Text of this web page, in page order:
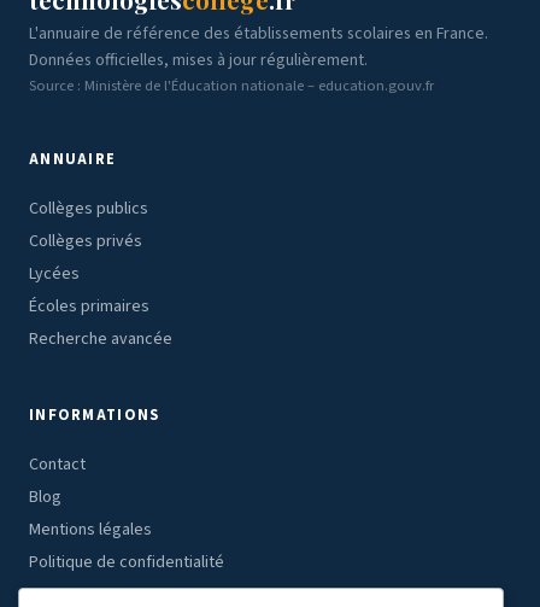
L'annuaire de référence des établissements scolaires en France.
Données officielles, mises à jour régulièrement.
Source : Ministère de l'Éducation nationale – education.gouv.fr
ANNUAIRE
Collèges publics
Collèges privés
Lycées
Écoles primaires
Recherche avancée
INFORMATIONS
Contact
Blog
Mentions légales
Politique de confidentialité